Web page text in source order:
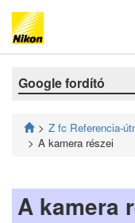
Google fordító
Z fc Referencia-
A kamera részei
A kamera